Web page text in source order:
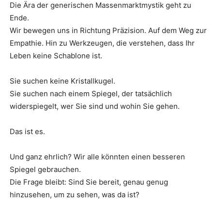
Die Ära der generischen Massenmarktmystik geht zu
Ende.
Wir bewegen uns in Richtung Präzision. Auf dem Weg zur
Empathie. Hin zu Werkzeugen, die verstehen, dass Ihr
Leben keine Schablone ist.
Sie suchen keine Kristallkugel.
Sie suchen nach einem Spiegel, der tatsächlich
widerspiegelt, wer Sie sind und wohin Sie gehen.
Das ist es.
Und ganz ehrlich? Wir alle könnten einen besseren
Spiegel gebrauchen.
Die Frage bleibt: Sind Sie bereit, genau genug
hinzusehen, um zu sehen, was da ist?